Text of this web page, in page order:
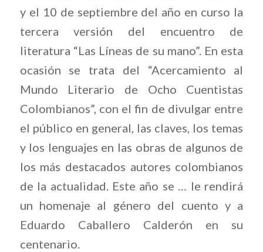
y el 10 de septiembre del año en curso la
tercera versión del encuentro de
literatura “Las Líneas de su mano”. En esta
ocasión se trata del “Acercamiento al
Mundo Literario de Ocho Cuentistas
Colombianos”, con el fin de divulgar entre
el público en general, las claves, los temas
y los lenguajes en las obras de algunos de
los más destacados autores colombianos
de la actualidad. Este año se … le rendirá
un homenaje al género del cuento y a
Eduardo Caballero Calderón en su
centenario.